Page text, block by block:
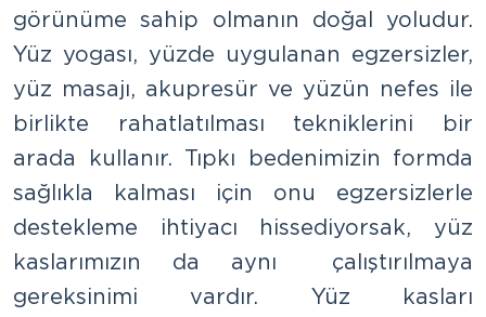
görünüme sahip olmanın doğal yoludur.
Yüz yogası, yüzde uygulanan egzersizler,
yüz masajı, akupresür ve yüzün nefes ile
birlikte rahatlatılması tekniklerini bir
arada kullanır. Tıpkı bedenimizin formda
sağlıkla kalması için onu egzersizlerle
destekleme ihtiyacı hissediyorsak, yüz
kaslarımızın da aynı çalıştırılmaya
gereksinimi vardır. Yüz kasları